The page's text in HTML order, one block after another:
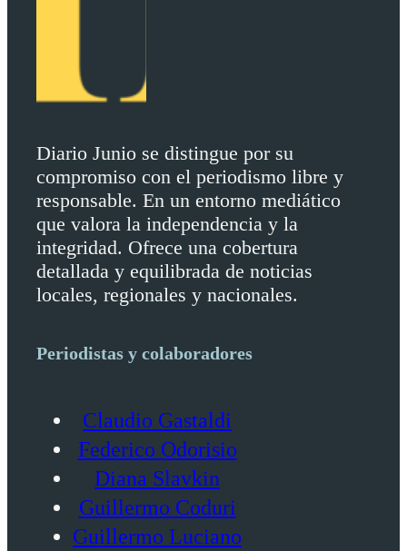
Diario Junio se distingue por su
compromiso con el periodismo libre y
responsable. En un entorno mediático
que valora la independencia y la
integridad. Ofrece una cobertura
detallada y equilibrada de noticias
locales, regionales y nacionales.
Periodistas y colaboradores
Claudio Gastaldi
Federico Odorisio
Diana Slavkin
Guillermo Coduri
Guillermo Luciano